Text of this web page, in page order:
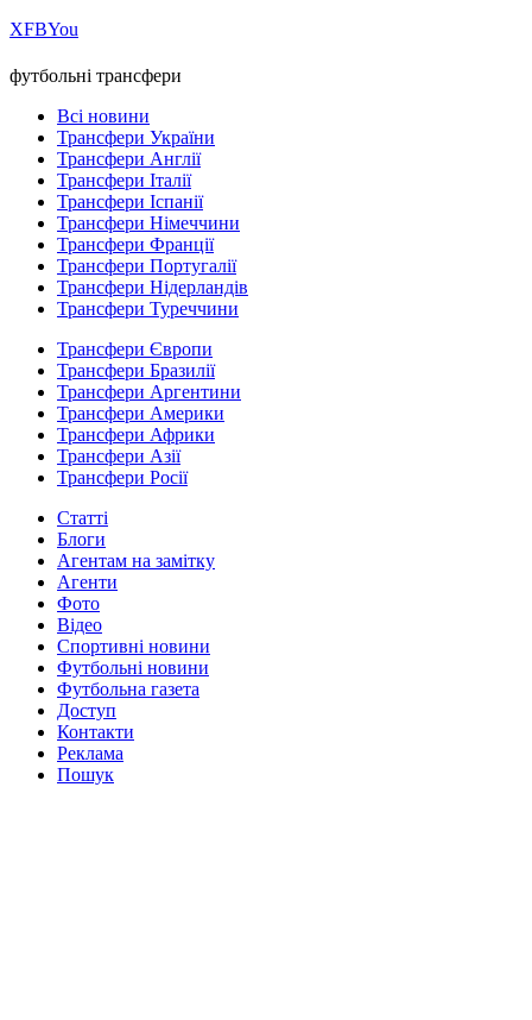
ХFBYou
футбольні трансфери
Всі новини
Трансфери України
Трансфери Англії
Трансфери Італії
Трансфери Іспанії
Трансфери Німеччини
Трансфери Франції
Трансфери Португалії
Трансфери Нідерландів
Трансфери Туреччини
Трансфери Європи
Трансфери Бразилії
Трансфери Аргентини
Трансфери Америки
Трансфери Африки
Трансфери Азії
Трансфери Росії
Статті
Блоги
Агентам на замітку
Агенти
Фото
Відео
Спортивні новини
Футбольні новини
Футбольна газета
Доступ
Контакти
Реклама
Пошук